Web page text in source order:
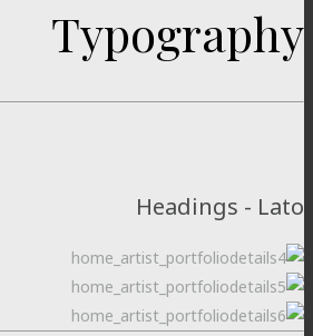
Typography
Headings - Lato